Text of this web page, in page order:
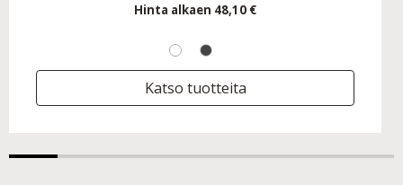
Hinta alkaen 48,10 €
Katso tuotteita